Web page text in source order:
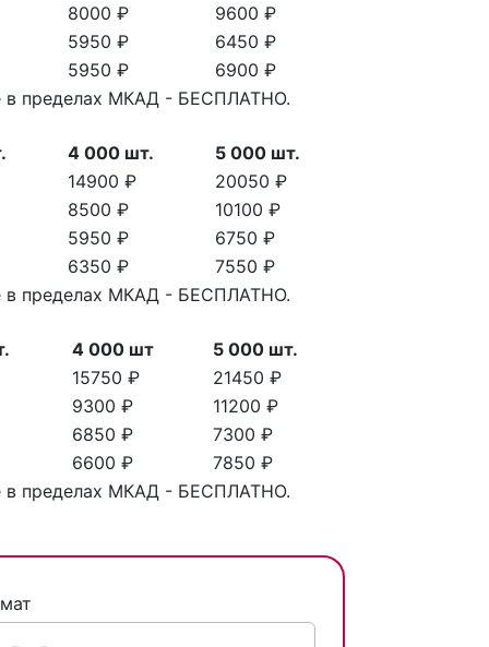
8000 ₽
9600 ₽
5950 ₽
6450 ₽
5950 ₽
6900 ₽
в пределах МКАД - БЕСПЛАТНО.
4 000 шт.
5 000 шт.
14900 ₽
20050 ₽
8500 ₽
10100 ₽
5950 ₽
6750 ₽
6350 ₽
7550 ₽
в пределах МКАД - БЕСПЛАТНО.
4 000 шт
5 000 шт.
15750 ₽
21450 ₽
9300 ₽
11200 ₽
6850 ₽
7300 ₽
6600 ₽
7850 ₽
в пределах МКАД - БЕСПЛАТНО.